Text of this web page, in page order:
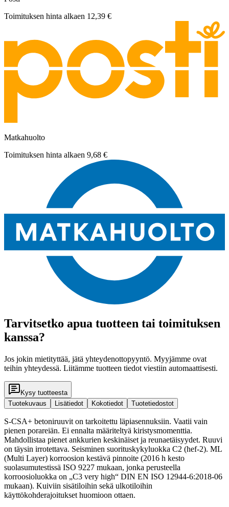
Toimituksen hinta alkaen 12,39 €
Matkahuolto
Toimituksen hinta alkaen 9,68 €
Tarvitsetko apua tuotteen tai toimituksen
kanssa?
Jos jokin mietityttää, jätä yhteydenottopyyntö. Myyjämme ovat
teihin yhteydessä. Liitämme tuotteen tiedot viestiin automaattisesti.
Kysy tuotteesta
Tuotekuvaus
Lisätiedot Kokotiedot Tuotetiedostot
S-CSA+ betoniruuvit on tarkoitettu läpiasennuksiin. Vaatii vain
pienen porareiän. Ei ennalta määriteltyä kiristysmomenttia.
Mahdollistaa pienet ankkurien keskinäiset ja reunaetäisyydet. Ruuvi
on täysin irrotettava. Seisminen suorituskykyluokka C2 (hef-2). ML
(Multi Layer) korroosion kestävä pinnoite (2016 h kesto
suolasumutestissä ISO 9227 mukaan, jonka perusteella
korroosioluokka on „C3 very high“ DIN EN ISO 12944-6:2018-06
mukaan). Kuiviin sisätiloihin sekä ulkotiloihin
käyttökohderajoitukset huomioon ottaen.